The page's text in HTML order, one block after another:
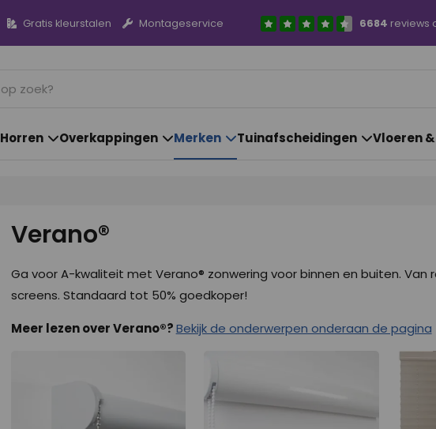
Gratis kleurstalen Montageservice 6684 reviews
Horren Overkappingen Merken Tuinafscheidingen Vloeren
Verano®
Ga voor A-kwaliteit met Verano® zonwering voor binnen en buiten. Van
screens. Standaard tot 50% goedkoper!
Meer lezen over Verano®?Bekijk de onderwerpen onderaan de pagina